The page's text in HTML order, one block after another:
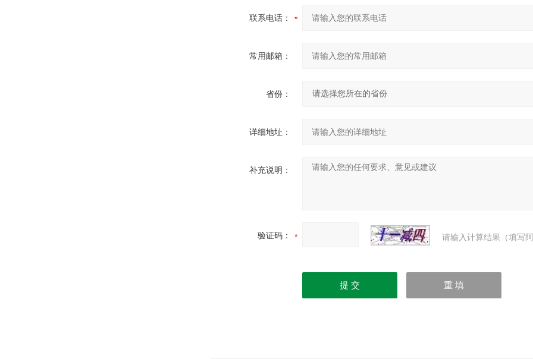
联系电话：
常用邮箱：
省份：
详细地址：
补充说明：
验证码： 请输入计算结果（填写